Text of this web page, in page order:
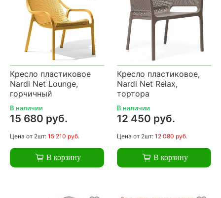
Кресло пластиковое
Nardi Net Lounge,
горчичный
В наличии
15 680 руб.
Цена от 2шт: 15 210 руб.
В корзину
Кресло пластиковое,
Nardi Net Relax,
тортора
В наличии
12 450 руб.
Цена от 2шт: 12 080 руб.
В корзину